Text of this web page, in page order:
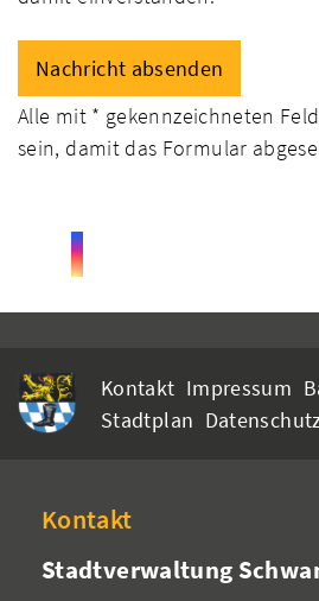
Alle mit * gekennzeichneten
sein, damit das Formular
Kontakt Impressum
Stadtplan Datenschutz
Kontakt
Stadtverwaltung